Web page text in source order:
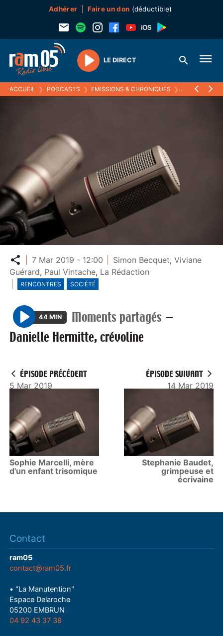
Adhérer Faire un don (déductible)
Play
LE DIRECT
ACCUEIL ❯ PODCASTS ❯ EMISSIONS & CHRONIQUES ❯ MOMENTS
Partager
7 Mar 2019 - 12:00 Simon Becquet, Viviane
Guérard, Paul Vintache, La Rédaction
RENCONTRES SOCIÉTÉ
P
l
44 MIN Moments partagés —
Danielle Hermitte, crévoline
ÉPISODE PRÉCÉDENT
5 Mar 2019
Sophie Marcelli, mère
d'un enfant trisomique
ÉPISODE SUIVANT
14 Mar 2019
Stephanie Baudet,
grimpeuse et
écrivaine
Contact
ram05
contact@ram05.fr
• "La Manutention"
Espace Delaroche
05200 EMBRUN
04 92 43 37 38